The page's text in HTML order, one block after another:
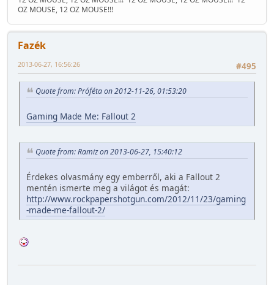
OZ MOUSE, 12 OZ MOUSE!!!
Fazék
#495
2013-06-27, 16:56:26
Quote from: Próféta on 2012-11-26, 01:53:20
Gaming Made Me: Fallout 2
Quote from: Ramiz on 2013-06-27, 15:40:12
Érdekes olvasmány egy emberről, aki a Fallout 2
mentén ismerte meg a világot és magát:
http://www.rockpapershotgun.com/2012/11/23/gaming
-made-me-fallout-2/